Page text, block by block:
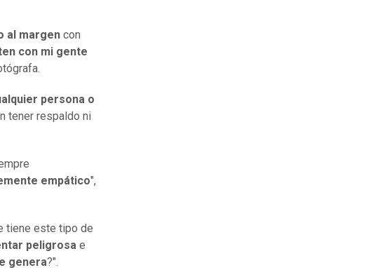
al margen con
con mi gente
persona o
tener respaldo ni
empático",
tiene este tipo de
peligrosa e
genera?".